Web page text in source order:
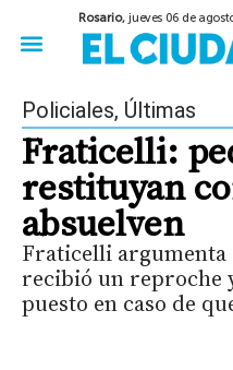
Rosario,jueves 06 de
Policiales, Últimas
Fraticelli:
restituyan
absuelven
Fraticelli argumenta
recibió un reproche
puesto en caso de